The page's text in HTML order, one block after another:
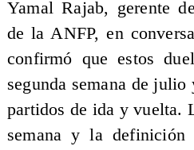
Yamal Rajab, gerente
de la ANFP, en
confirmó que estos
segunda semana de
partidos de ida y vuelta.
semana y la